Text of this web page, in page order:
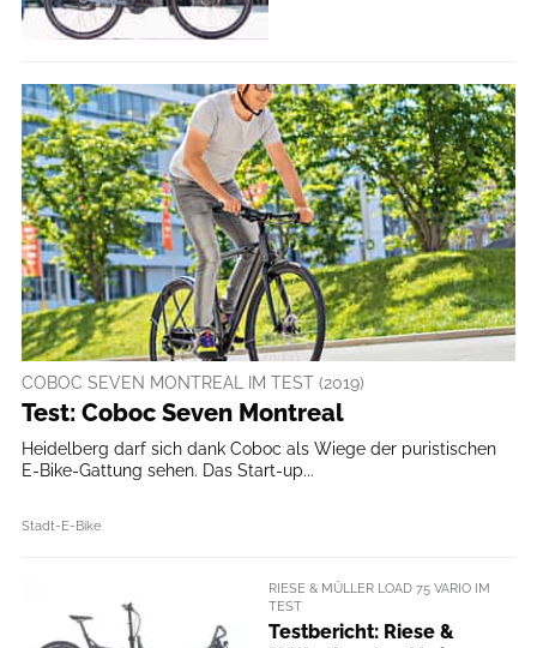
COBOC SEVEN MONTREAL IM TEST (2019)
Test: Coboc Seven Montreal
Heidelberg darf sich dank Coboc als Wiege der puristischen
E-Bike-Gattung sehen. Das Start-up...
Stadt-E-Bike
RIESE & MÜLLER LOAD 75 VARIO IM
TEST
Testbericht: Riese &